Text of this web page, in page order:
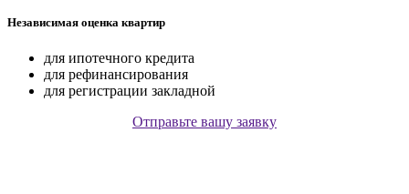
Независимая оценка квартир
для ипотечного кредита
для рефинансирования
для регистрации закладной
Отправьте вашу заявку